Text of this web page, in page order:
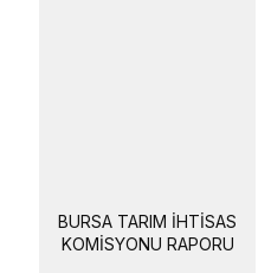
BURSA TARIM İHTISAS
KOMISYONU RAPORU